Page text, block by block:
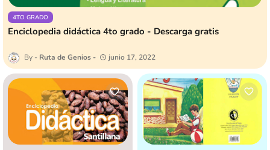
4TO GRADO
Enciclopedia didáctica 4to grado - Descarga gratis
Ruta de Genios junio 17, 2022